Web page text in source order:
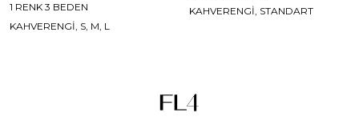
1 RENK 3 BEDEN
KAHVERENGİ, S, M, L
KAHVERENGİ, STANDART